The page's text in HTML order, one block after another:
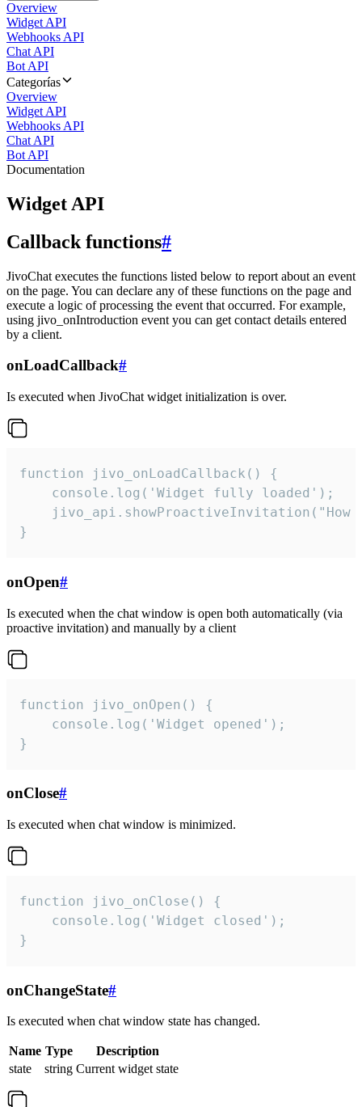
Overview
Widget API
Webhooks API
Chat API
Bot API
Categorías
Overview
Widget API
Webhooks API
Chat API
Bot API
Documentation
Widget API
Callback functions#
JivoChat executes the functions listed below to report about an event
on the page. You can declare any of these functions on the page and
execute a logic of processing the event that occurred. For example,
using jivo_onIntroduction event you can get contact details entered
by a client.
onLoadCallback#
Is executed when JivoChat widget initialization is over.
function jivo_onLoadCallback() {
    console.log('Widget fully loaded');
jivo_api.showProactiveInvitation("How
}
onOpen#
Is executed when the chat window is open both automatically (via
proactive invitation) and manually by a client
function jivo_onOpen() {
    console.log('Widget opened');
}
onClose#
Is executed when chat window is minimized.
function jivo_onClose() {
    console.log('Widget closed');
}
onChangeState#
Is executed when chat window state has changed.
Name Type
Description
state
string Current widget state